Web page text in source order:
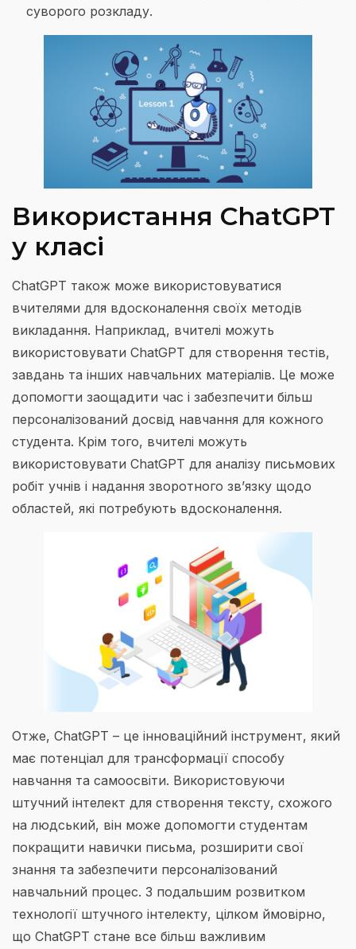
суворого розкладу.
Використання ChatGPT
у класі
ChatGPT також може використовуватися
вчителями для вдосконалення своїх методів
викладання. Наприклад, вчителі можуть
використовувати ChatGPT для створення тестів,
завдань та інших навчальних матеріалів. Це може
допомогти заощадити час і забезпечити більш
персоналізований досвід навчання для кожного
студента. Крім того, вчителі можуть
використовувати ChatGPT для аналізу письмових
робіт учнів і надання зворотного зв’язку щодо
областей, які потребують вдосконалення.
Отже, ChatGPT – це інноваційний інструмент, який
має потенціал для трансформації способу
навчання та самоосвіти. Використовуючи
штучний інтелект для створення тексту, схожого
на людський, він може допомогти студентам
покращити навички письма, розширити свої
знання та забезпечити персоналізований
навчальний процес. З подальшим розвитком
технології штучного інтелекту, цілком ймовірно,
що ChatGPT стане все більш важливим